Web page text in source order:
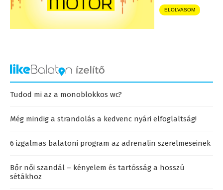
ELOLVASOM
Tudod mi az a monoblokkos wc?
Még mindig a strandolás a kedvenc nyári elfoglaltság!
6 izgalmas balatoni program az adrenalin szerelmeseinek
Bőr női szandál – kényelem és tartósság a hosszú
sétákhoz